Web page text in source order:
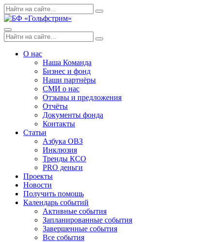
Skip
to
Поиск
по:
Search
Menu
Поиск
по:
Search
О нас
Наша Команда
Бизнес и фонд
Наши партнёры
СМИ о нас
Отзывы и предложения
Отчёты
Документы фонда
Контакты
Статьи
Азбука ОВЗ
Инклюзия
Тренды КСО
PRO деньги
Проекты
Новости
Получить помощь
Календарь событий
Активные события
Запланированные события
Завершенные события
Все события